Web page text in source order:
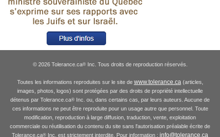
© 2026 Tolerance.ca®Inc. Tous droits de reproduction réservés.
Toutes les informations reproduites sur le site de www.tolerance.ca(articles,
images, photos, logos) sont protégées par des droits de propriété intellectuelle
détenus par Tolerance.ca® Inc. ou, dans certains cas, par leurs auteurs. Aucune de
ces informations ne peut être reproduite pour un usage autre que personnel. Toute
modification, reproduction à large diffusion, traduction, vente, exploitation
commerciale ou réutilisation du contenu du site sans l'autorisation préalable écrite de
Tolerance.ca® Inc. est strictement interdite. Pour information : info@tolerance.ca